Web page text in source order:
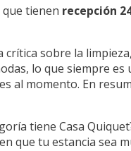
que tienen recepción
sobre la
lo que siempre es
al momento. En
tiene Casa
que tu estancia sea